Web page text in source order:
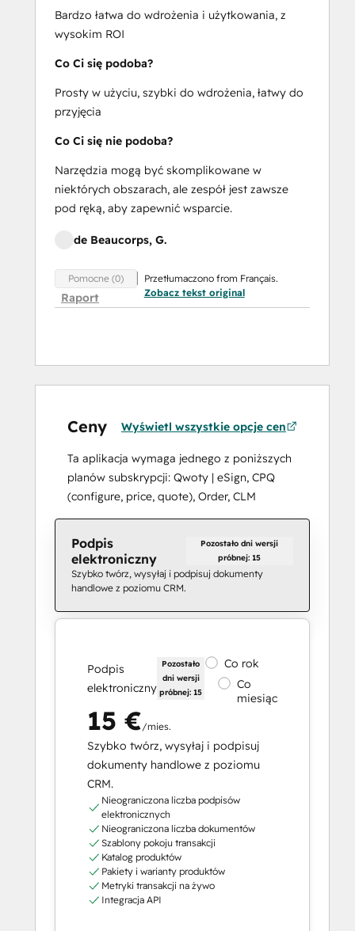
Bardzo łatwa do wdrożenia i użytkowania, z
wysokim ROI
Co Ci się podoba?
Prosty w użyciu, szybki do wdrożenia, łatwy do
przyjęcia
Co Ci się nie podoba?
Narzędzia mogą być skomplikowane w
niektórych obszarach, ale zespół jest zawsze
pod ręką, aby zapewnić wsparcie.
de Beaucorps, G.
Pomocne (0)
Raport
Przetłumaczono from Français.
Zobacz tekst original
Ceny Wyświetl wszystkie opcje cen
Ta aplikacja wymaga jednego z poniższych
planów subskrypcji: Qwoty | eSign, CPQ
(configure, price, quote), Order, CLM
Podpis
elektroniczny
Pozostało dni wersji
próbnej: 15
Szybko twórz, wysyłaj i podpisuj dokumenty
handlowe z poziomu CRM.
Podpis
elektroniczny
Pozostało
dni wersji
próbnej: 15
Co rok
Co
miesiąc
15 €/mies.
Szybko twórz, wysyłaj i podpisuj
dokumenty handlowe z poziomu
CRM.
Nieograniczona liczba podpisów
elektronicznych
Nieograniczona liczba dokumentów
Szablony pokoju transakcji
Katalog produktów
Pakiety i warianty produktów
Metryki transakcji na żywo
Integracja API